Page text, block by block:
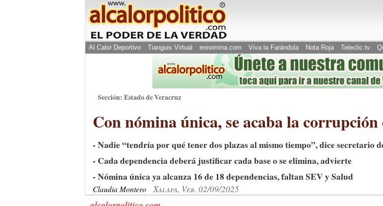
Al Calor Deportivo Tianguis Virtual ennomina.com Viva la Farándula Nota Roja Teleclic.tv
Sección: Estado de Veracruz
Con nómina única, se acaba la
- Nadie “tendría por qué tener dos plazas al mismo tiempo”, dice secretario
- Cada dependencia deberá justificar cada base o se elimina, advierte
- Nómina única ya alcanza 16 de 18 dependencias, faltan SEV y Salud
Claudia Montero Xalapa, Ver. 02/09/2025